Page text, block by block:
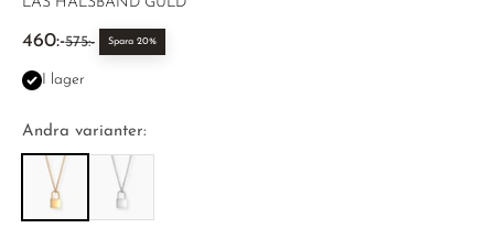
REA-pris
460:-Pris
575:- Spara 20%
I lager
Andra varianter: